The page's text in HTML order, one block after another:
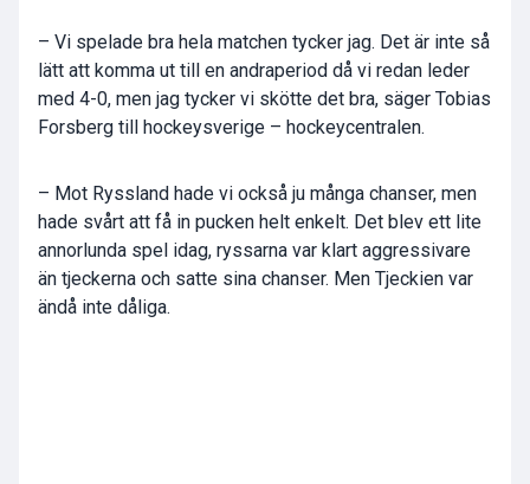
– Vi spelade bra hela matchen tycker jag. Det är inte så
lätt att komma ut till en andraperiod då vi redan leder
med 4-0, men jag tycker vi skötte det bra, säger Tobias
Forsberg till hockeysverige – hockeycentralen.
– Mot Ryssland hade vi också ju många chanser, men
hade svårt att få in pucken helt enkelt. Det blev ett lite
annorlunda spel idag, ryssarna var klart aggressivare
än tjeckerna och satte sina chanser. Men Tjeckien var
ändå inte dåliga.